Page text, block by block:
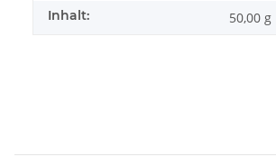
Inhalt: 50,00 g